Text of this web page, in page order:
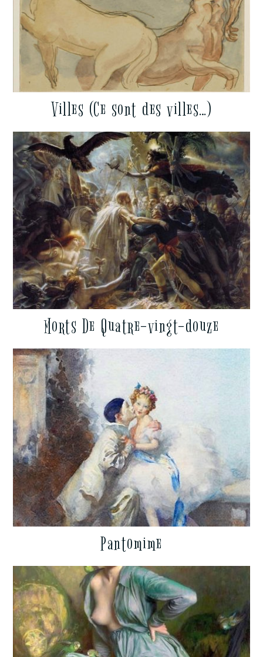
Villes (Ce sont des villes…)
Morts De Quatre-vingt-douze
Pantomime